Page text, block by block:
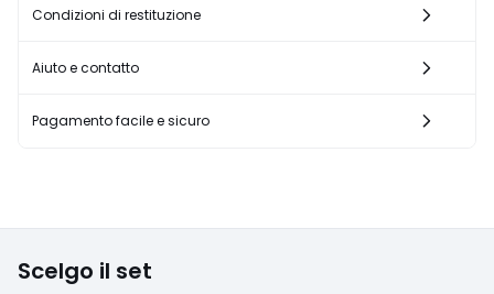
Condizioni di restituzione
Aiuto e contatto
Pagamento facile e sicuro
Scelgo il set